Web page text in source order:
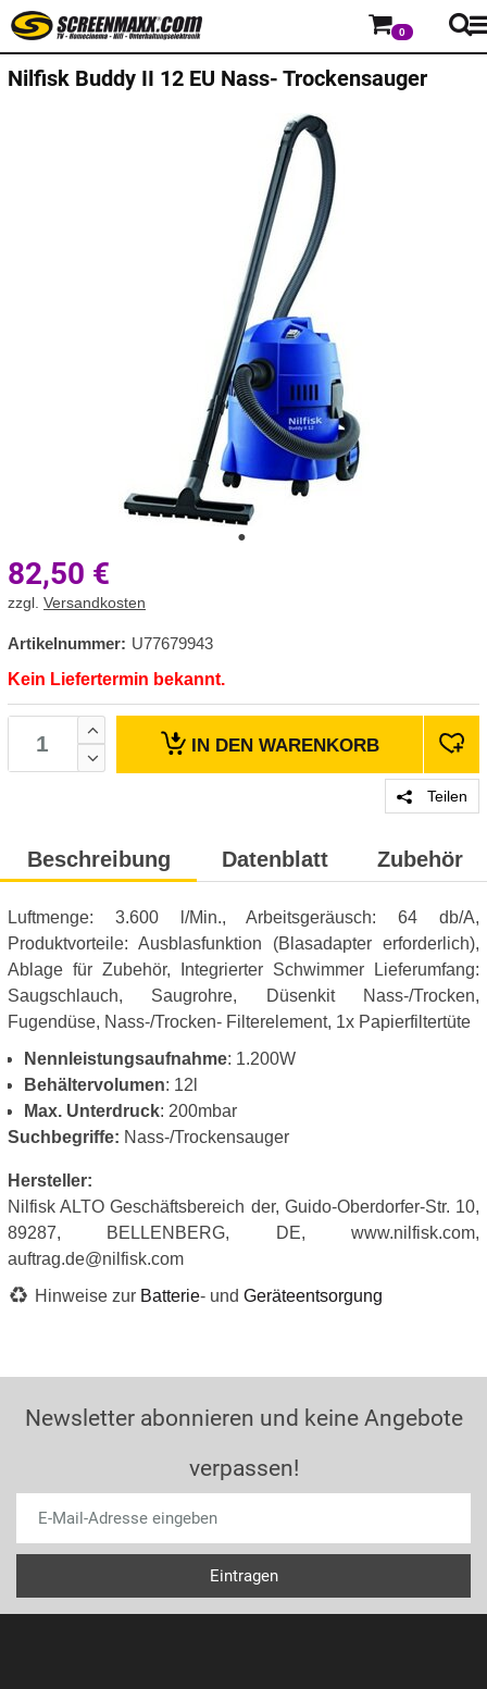
0
Nilfisk Buddy II 12 EU Nass- Trockensauger
82,50 €
zzgl. Versandkosten
Artikelnummer: U77679943
Kein Liefertermin bekannt.
IN DEN WARENKORB
Teilen
Beschreibung Datenblatt Zubehör
Luftmenge: 3.600 l/Min., Arbeitsgeräusch: 64 db/A,
Produktvorteile: Ausblasfunktion (Blasadapter erforderlich),
Ablage für Zubehör, Integrierter Schwimmer Lieferumfang:
Saugschlauch, Saugrohre, Düsenkit Nass-/Trocken,
Fugendüse, Nass-/Trocken- Filterelement, 1x Papierfiltertüte
Nennleistungsaufnahme: 1.200W
Behältervolumen: 12l
Max. Unterdruck: 200mbar
Suchbegriffe: Nass-/Trockensauger
Hersteller:
Nilfisk ALTO Geschäftsbereich der, Guido-Oberdorfer-Str. 10,
89287, BELLENBERG, DE, www.nilfisk.com,
auftrag.de@nilfisk.com
Hinweise zur Batterie- und Geräteentsorgung
Newsletter abonnieren und keine Angebote
verpassen!